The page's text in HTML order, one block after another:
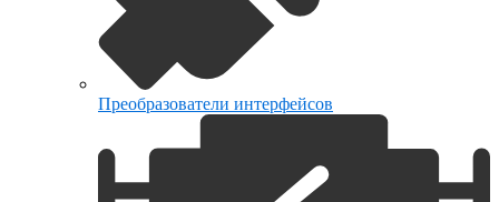
Преобразователи интерфейсов